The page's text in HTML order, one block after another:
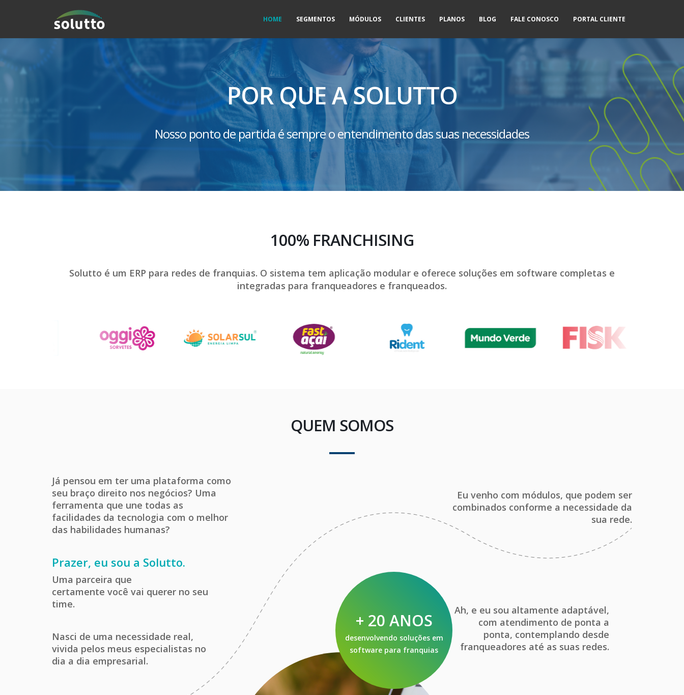
HOME SEGMENTOS MÓDULOS CLIENTES PLANOS BLOG FALE CONOSCO PORTAL CLIENTE
POR QUE A SOLUTTO
Nosso ponto de partida é sempre o entendimento das suas necessidades
100% FRANCHISING
Solutto é um ERP para redes de franquias. O sistema tem aplicação modular e oferece soluções em software completas e
integradas para franqueadores e franqueados.
QUEM SOMOS
Já pensou em ter uma plataforma como
seu braço direito nos negócios? Uma
ferramenta que une todas as
facilidades da tecnologia com o melhor
das habilidades humanas?
Prazer, eu sou a Solutto.
Uma parceira que
certamente você vai querer no seu
time.
Nasci de uma necessidade real,
vivida pelos meus especialistas no
dia a dia empresarial.
Eu venho com módulos, que podem ser
combinados conforme a necessidade da
sua rede.
Ah, e eu sou altamente adaptável,
com atendimento de ponta a
ponta, contemplando desde
franqueadores até as suas redes.
+ 20 ANOS
desenvolvendo soluções em
software para franquias